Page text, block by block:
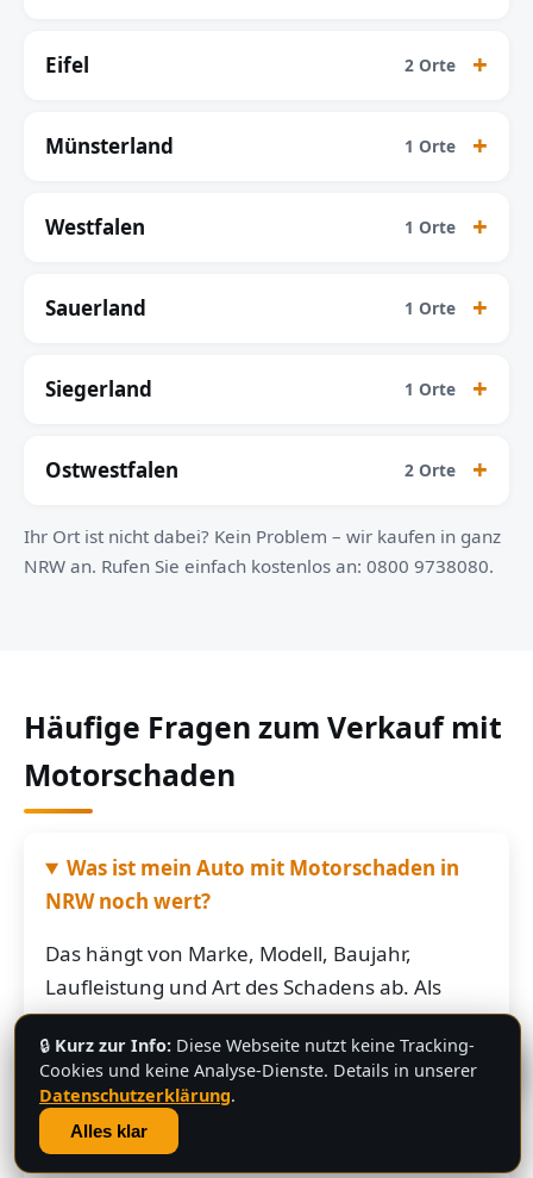
Eifel 2 Orte
Münsterland 1 Orte
Westfalen 1 Orte
Sauerland 1 Orte
Siegerland 1 Orte
Ostwestfalen 2 Orte
Ihr Ort ist nicht dabei? Kein Problem – wir kaufen in ganz
NRW an. Rufen Sie einfach kostenlos an: 0800 9738080.
Häufige Fragen zum Verkauf mit
Motorschaden
Was ist mein Auto mit Motorschaden in
NRW noch wert?
Das hängt von Marke, Modell, Baujahr,
Laufleistung und Art des Schadens ab. Als
grobe Richtung: Fahrzeuge mit Motorschaden
bringen je nach Restwert der Karosserie und
der Teile oft noch mehrere hundert bis
mehrere tausend Euro. Schicken Sie uns die
Fahrzeugdaten – Sie bekommen von uns eine
💬
🔒 Kurz zur Info: Diese Webseite nutzt keine Tracking-
Cookies und keine Analyse-Dienste. Details in unserer
Datenschutzerklärung.
Alles klar